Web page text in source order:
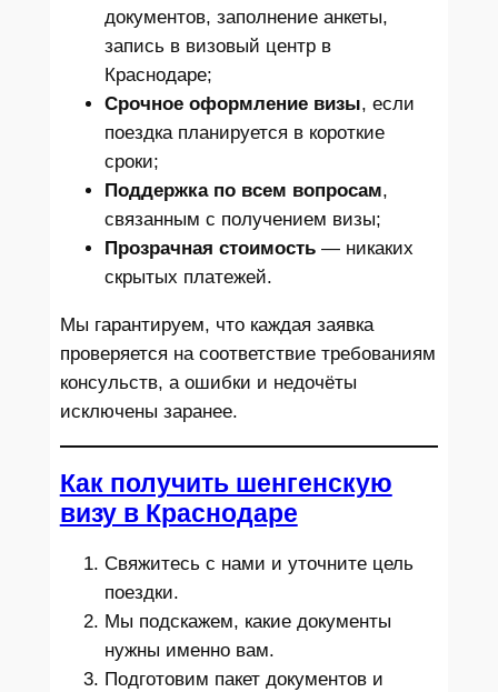
документов, заполнение анкеты,
запись в визовый центр в
Краснодаре;
Срочное оформление визы, если
поездка планируется в короткие
сроки;
Поддержка по всем вопросам,
связанным с получением визы;
Прозрачная стоимость— никаких
скрытых платежей.
Мы гарантируем, что каждая заявка
проверяется на соответствие требованиям
консульств, а ошибки и недочёты
исключены заранее.
Как получить шенгенскую
визу в Краснодаре
Свяжитесь с нами и уточните цель
поездки.
Мы подскажем, какие документы
нужны именно вам.
Подготовим пакет документов и